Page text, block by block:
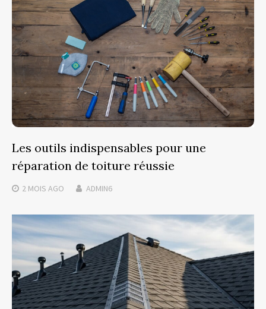
Les outils indispensables pour une
réparation de toiture réussie
2 MOIS AGO ADMIN6